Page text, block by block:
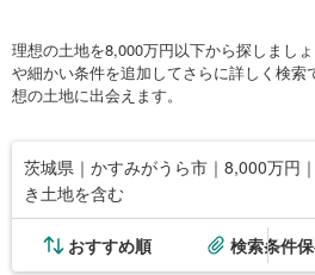
理想の土地を8,000万円以下から探しまし
や細かい条件を追加してさらに詳しく検索
想の土地に出会えます。
茨城県｜かすみがうら市｜8,000万円
き土地を含む
おすすめ順 検索条件